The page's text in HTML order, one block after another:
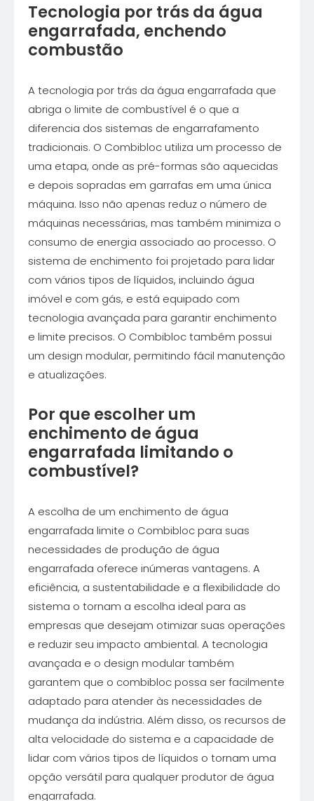
Tecnologia por trás da água
engarrafada, enchendo
combustão
A tecnologia por trás da água engarrafada que
abriga o limite de combustível é o que a
diferencia dos sistemas de engarrafamento
tradicionais. O Combibloc utiliza um processo de
uma etapa, onde as pré-formas são aquecidas
e depois sopradas em garrafas em uma única
máquina. Isso não apenas reduz o número de
máquinas necessárias, mas também minimiza o
consumo de energia associado ao processo. O
sistema de enchimento foi projetado para lidar
com vários tipos de líquidos, incluindo água
imóvel e com gás, e está equipado com
tecnologia avançada para garantir enchimento
e limite precisos. O Combibloc também possui
um design modular, permitindo fácil manutenção
e atualizações.
Por que escolher um
enchimento de água
engarrafada limitando o
combustível?
A escolha de um enchimento de água
engarrafada limite o Combibloc para suas
necessidades de produção de água
engarrafada oferece inúmeras vantagens. A
eficiência, a sustentabilidade e a flexibilidade do
sistema o tornam a escolha ideal para as
empresas que desejam otimizar suas operações
e reduzir seu impacto ambiental. A tecnologia
avançada e o design modular também
garantem que o combibloc possa ser facilmente
adaptado para atender às necessidades de
mudança da indústria. Além disso, os recursos de
alta velocidade do sistema e a capacidade de
lidar com vários tipos de líquidos o tornam uma
opção versátil para qualquer produtor de água
engarrafada.